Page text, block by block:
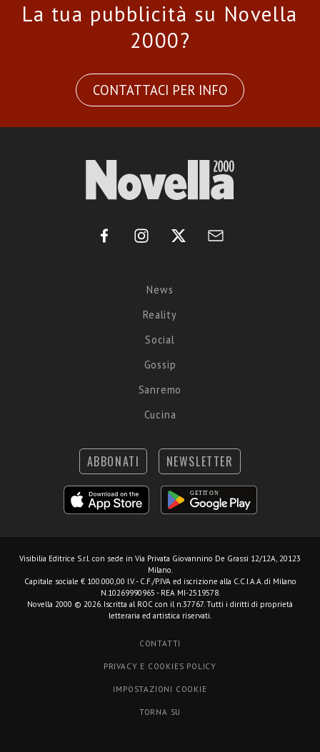
La tua pubblicità su Novella
2000?
CONTATTACI PER INFO
News
Reality
Social
Gossip
Sanremo
Cucina
ABBONATI NEWSLETTER
Visibilia Editrice S.r.l. con sede in Via Privata Giovannino De Grassi 12/12A, 20123
Milano.
Capitale sociale € 100.000,00 I.V. - C.F./P.IVA ed iscrizione alla C.C.I.A.A. di Milano
N.10269990965 - REA MI-2519578.
Novella 2000 © 2026. Iscritta al ROC con il n.37767. Tutti i diritti di proprietà
letteraria ed artistica riservati.
CONTATTI
PRIVACY E COOKIES POLICY
IMPOSTAZIONI COOKIE
TORNA SU